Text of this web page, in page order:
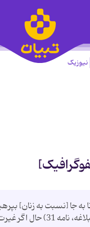
نیوزیک
جا [نسبت به زنان]
بیماری و پاکدامن را به بدگمانی (اندیشه